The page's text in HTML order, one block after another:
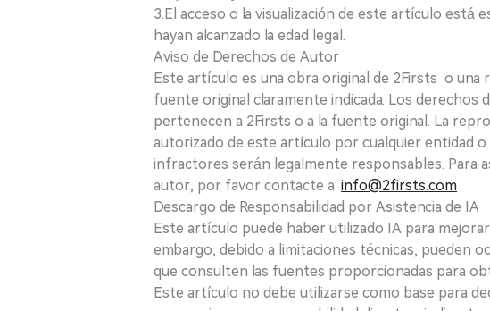
3.El acceso o la visualización de este artículo
hayan alcanzado la edad legal.
Aviso de Derechos de Autor
Este artículo es una obra original de 2Firsts o
fuente original claramente indicada. Los
pertenecen a 2Firsts o a la fuente original. La
autorizado de este artículo por cualquier entidad
infractores serán legalmente responsables. Para
autor, por favor contacte a: info@2firsts.com
Descargo de Responsabilidad por Asistencia de IA
Este artículo puede haber utilizado IA para
embargo, debido a limitaciones técnicas, pueden
que consulten las fuentes proporcionadas para
Este artículo no debe utilizarse como base para